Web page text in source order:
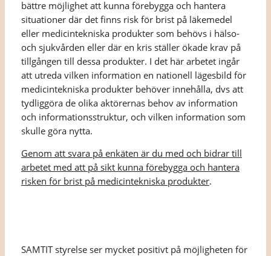
bättre möjlighet att kunna förebygga och hantera
situationer där det finns risk för brist på läkemedel
eller medicintekniska produkter som behövs i hälso-
och sjukvården eller där en kris ställer ökade krav på
tillgången till dessa produkter. I det här arbetet ingår
att utreda vilken information en nationell lägesbild för
medicintekniska produkter behöver innehålla, dvs att
tydliggöra de olika aktörernas behov av information
och informationsstruktur, och vilken information som
skulle göra nytta.
Genom att svara på enkäten är du med och bidrar till
arbetet med att på sikt kunna förebygga och hantera
risken för brist på medicintekniska produkter.
SAMTIT styrelse ser mycket positivt på möjligheten för